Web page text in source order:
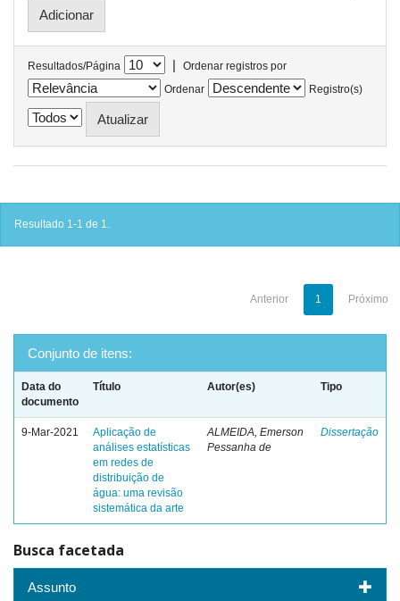
Resultados/Página |
Ordenar registros por
Ordenar
Registro(s)
Resultado 1-1 de 1.
Anterior 1 Próximo
Conjunto de itens:
Data do
documento
Título Autor(es) Tipo
9-Mar-2021
Aplicação de
análises estatísticas
em redes de
distribuição de
água: uma revisão
sistemática da arte
ALMEIDA, Emerson
Pessanha de
Dissertação
Busca facetada
Assunto